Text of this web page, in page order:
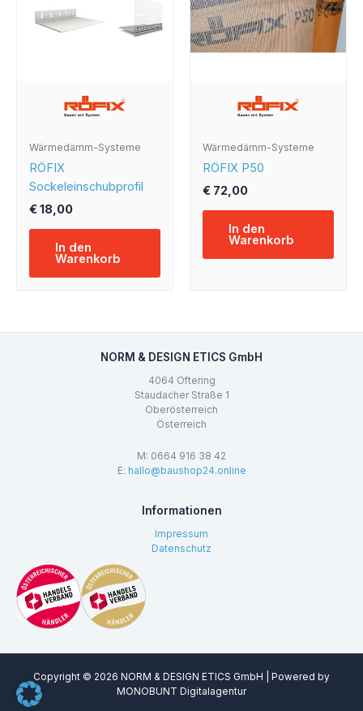
Wärmedämm-Systeme
RÖFIX
Sockeleinschubprofil
€18,00
In den
Warenkorb
Wärmedämm-Systeme
RÖFIX P50
€ 72,00
In den
Warenkorb
NORM & DESIGN ETICS GmbH
4064 Oftering
Staudacher Straße 1
Oberösterreich
Österreich
M: 0664 916 38 42
E: hallo@baushop24.online
Informationen
Impressum
Datenschutz
Copyright © 2026 NORM & DESIGN ETICS GmbH | Powered by
MONOBUNT Digitalagentur